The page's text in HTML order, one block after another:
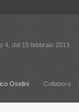
4, dal 15 febbraio 2013
Oselini Collabora